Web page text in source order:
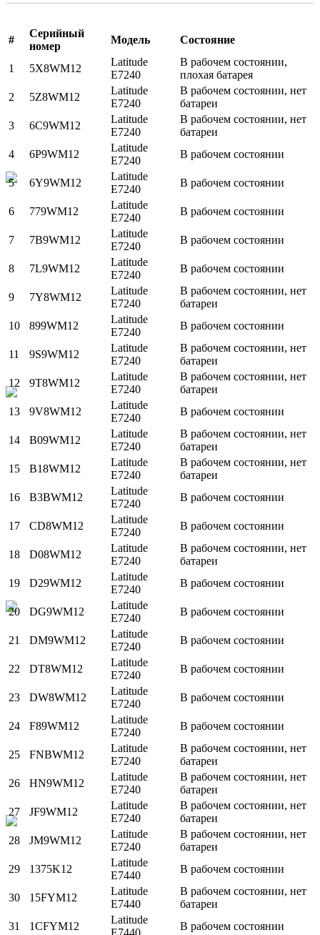
#
Серийный
номер
Модель Состояние
1 5X8WM12
Latitude
E7240
В рабочем состоянии,
плохая батарея
2
5Z8WM12
Latitude
E7240
В рабочем состоянии, нет
батареи
3
6C9WM12
Latitude
E7240
В рабочем состоянии, нет
батареи
4
6P9WM12
Latitude
E7240
В рабочем состоянии
5 6Y9WM12
Latitude
E7240
В рабочем состоянии
6 779WM12
Latitude
E7240
В рабочем состоянии
7 7B9WM12
Latitude
E7240
В рабочем состоянии
8 7L9WM12
Latitude
E7240
В рабочем состоянии
9 7Y8WM12
Latitude
E7240
В рабочем состоянии, нет
батареи
10
899WM12
Latitude
E7240
В рабочем состоянии
11 9S9WM12
Latitude
E7240
В рабочем состоянии, нет
батареи
12
9T8WM12
Latitude
E7240
В рабочем состоянии, нет
батареи
13
9V8WM12
Latitude
E7240
В рабочем состоянии
14 B09WM12
Latitude
E7240
В рабочем состоянии, нет
батареи
15
B18WM12
Latitude
E7240
В рабочем состоянии, нет
батареи
16
B3BWM12
Latitude
E7240
В рабочем состоянии
17 CD8WM12
Latitude
E7240
В рабочем состоянии
18 D08WM12
Latitude
E7240
В рабочем состоянии, нет
батареи
19
D29WM12
Latitude
E7240
В рабочем состоянии
20 DG9WM12
Latitude
E7240
В рабочем состоянии
21 DM9WM12
Latitude
E7240
В рабочем состоянии
22 DT8WM12
Latitude
E7240
В рабочем состоянии
23 DW8WM12
Latitude
E7240
В рабочем состоянии
24 F89WM12
Latitude
E7240
В рабочем состоянии
25 FNBWM12
Latitude
E7240
В рабочем состоянии, нет
батареи
26
HN9WM12
Latitude
E7240
В рабочем состоянии, нет
батареи
27
JF9WM12
Latitude
E7240
В рабочем состоянии, нет
батареи
28
JM9WM12
Latitude
E7240
В рабочем состоянии, нет
батареи
29
1375K12
Latitude
E7440
В рабочем состоянии
30 15FYM12
Latitude
E7440
В рабочем состоянии, нет
батареи
31
1CFYM12
Latitude
E7440
В рабочем состоянии